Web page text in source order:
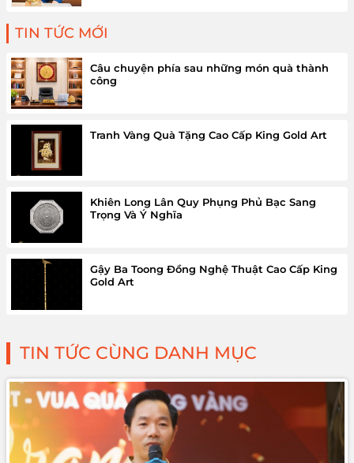
TIN TỨC MỚI
Câu chuyện phía sau những món quà thành
công
Tranh Vàng Quà Tặng Cao Cấp King Gold Art
Khiên Long Lân Quy Phụng Phủ Bạc Sang
Trọng Và Ý Nghĩa
Gậy Ba Toong Đồng Nghệ Thuật Cao Cấp King
Gold Art
TIN TỨC CÙNG DANH MỤC